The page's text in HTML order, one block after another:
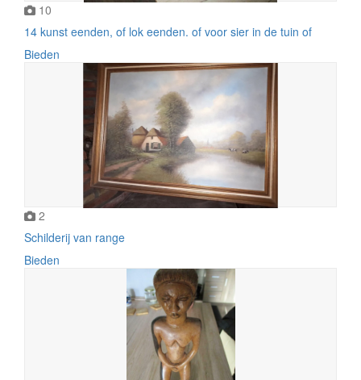
10
14 kunst eenden, of lok eenden. of voor sier in de tuin of
Bieden
2
Schilderij van range
Bieden